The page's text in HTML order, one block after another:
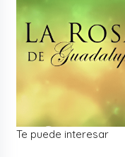
Te puede interesar